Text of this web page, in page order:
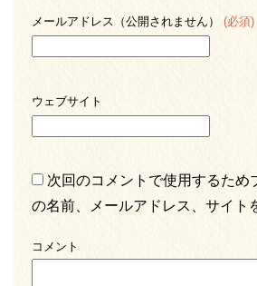
メールアドレス（公開されません） (必須)
ウェブサイト
次回のコメントで使用するため
の名前、メールアドレス、サイト
コメント